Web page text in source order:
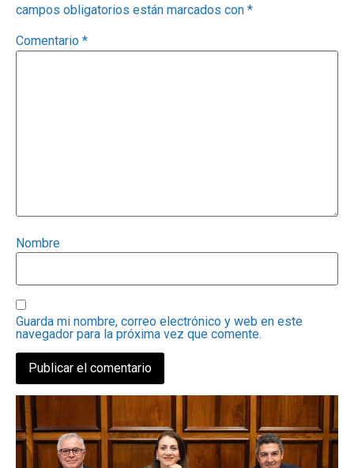
campos obligatorios están marcados con *
Comentario *
Nombre
Guarda mi nombre, correo electrónico y web en este
navegador para la próxima vez que comente.